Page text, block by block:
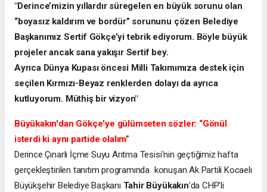
"Derince’mizin yıllardır süregelen en büyük sorunu olan
“boyasız kaldırım ve bordür” sorununu çözen Belediye
Başkanımız Sertif Gökçe’yi tebrik ediyorum. Böyle büyük
projeler ancak sana yakışır Sertif bey.
Ayrıca Dünya Kupası öncesi Milli Takımımıza destek için
seçilen Kırmızı-Beyaz renklerden dolayı da ayrıca
kutluyorum. Müthiş bir vizyon"
Büyükakın'dan Gökçe'ye gülümseten sözler: “Gönül
isterdi ki aynı partide olalım”
Derince Çınarlı İçme Suyu Arıtma Tesisi'nin geçtiğimiz hafta
gerçekleştirilen tanıtım programında konuşan Ak Partili Kocaeli
Büyükşehir Belediye Başkanı Tahir Büyükakın'da CHP'li